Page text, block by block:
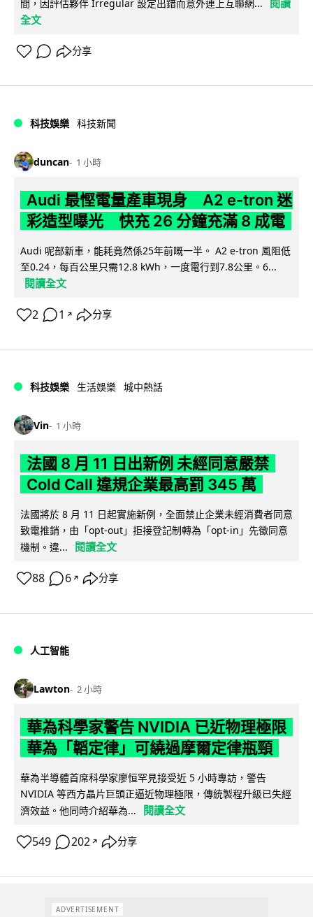
間，因評估夥伴 Irregular 設定出錯而意外連上互聯網...
全文
分享
科技娛樂 科技新聞
duncan 1 小時
Audi 最慳電量產車現身 A2 e-tron 迷
彩造型曝光 快充 26 分鐘充滿 8 成電
Audi 呢部新車，能耗竟然係25年前嘅一半。 A2 e-tron 風阻低
至0.24，每百公里只需12.8 kWh，一度電行到7.8公里。6...
閱讀全文
2 1 ↗ 分享
科技娛樂 生活娛樂 城中熱話
Vin 1 小時
法國 8 月 11 日出新例 未經同意嚴禁
Cold Call 違規企業最高罰 345 萬
法國將於 8 月 11 日起實施新例，全面禁止企業未經消費者同意
致電推銷，由「opt-out」拒接登記制轉為「opt-in」先徵同意
機制。違...
閱讀全文
88 6 ↗ 分享
人工智能
Lawton 2 小時
華為科學家警告 NVIDIA 已近物理極限
華為「韜定律」可繞過摩爾定律瓶頸
華為半導體首席科學家廖恒罕見接受近 5 小時專訪，警告
NVIDIA 等西方晶片巨頭正逼近物理極限，傳統製程升級已失經
濟效益。他同時介紹華為...
閱讀全文
549 202 ↗ 分享
ADVERTISEMENT